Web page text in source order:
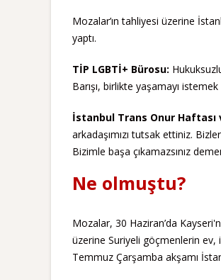
Mozalar’ın tahliyesi üzerine
yaptı.
TİP LGBTİ+ Bürosu:
Barışı, birlikte yaşamayı
İstanbul Trans Onur Haftası
arkadaşımızı tutsak ettiniz.
Bizimle başa çıkamazsınız
Ne olmuştu?
Mozalar, 30 Haziran’da
üzerine Suriyeli göçmenlerin ev,
Temmuz Çarşamba akşamı